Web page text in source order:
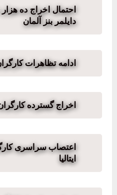
احتمال اخراج ده
دایلمر بنز آلمان
ادامه تظاهرات
اخراج گسترده
اعتصاب سراسری
ایتالیا